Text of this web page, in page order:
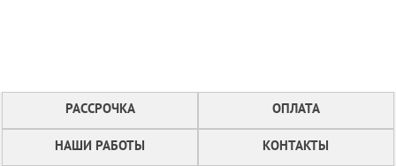
РАССРОЧКА ОПЛАТА
НАШИ РАБОТЫ КОНТАКТЫ